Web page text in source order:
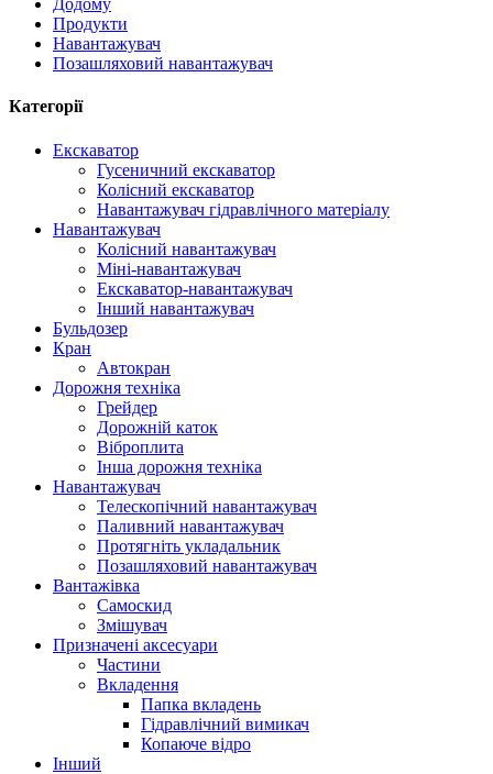
Додому
Продукти
Навантажувач
Позашляховий навантажувач
Категорії
Екскаватор
Гусеничний екскаватор
Колісний екскаватор
Навантажувач гідравлічного матеріалу
Навантажувач
Колісний навантажувач
Міні-навантажувач
Екскаватор-навантажувач
Інший навантажувач
Бульдозер
Кран
Автокран
Дорожня техніка
Грейдер
Дорожній каток
Віброплита
Інша дорожня техніка
Навантажувач
Телескопічний навантажувач
Паливний навантажувач
Протягніть укладальник
Позашляховий навантажувач
Вантажівка
Самоскид
Змішувач
Призначені аксесуари
Частини
Вкладення
Папка вкладень
Гідравлічний вимикач
Копаюче відро
Інший